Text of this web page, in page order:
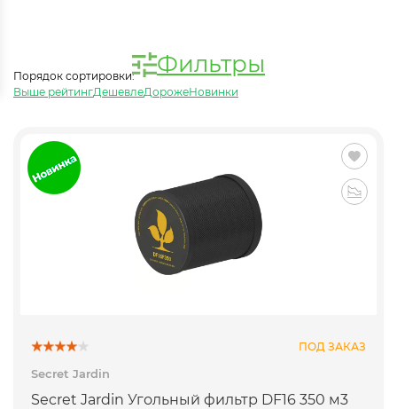
Фильтры
Порядок сортировки:
Выше рейтингДешевлеДорожеНовинки
ПОД ЗАКАЗ
Secret Jardin
Secret Jardin Угольный фильтр DF16 350 м3